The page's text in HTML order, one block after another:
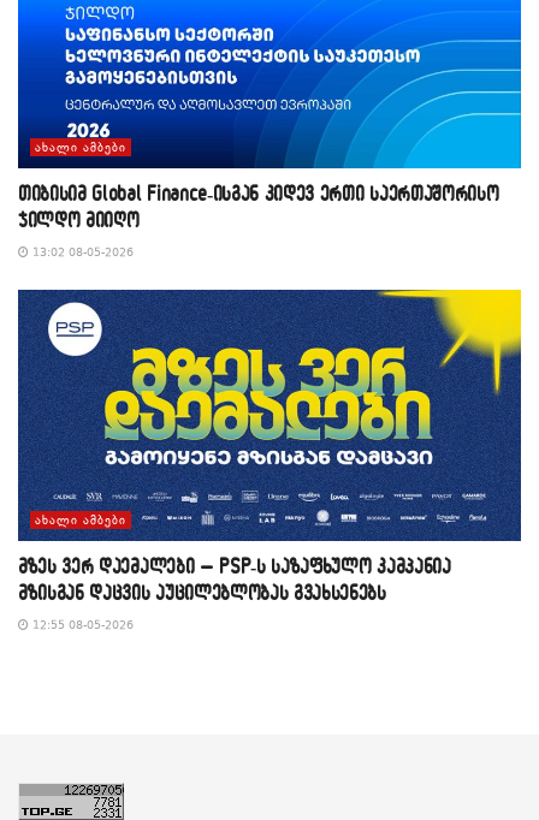
ᲐᲮᲐᲚᲘ ᲐᲛᲑᲔᲑᲘ
თიბისიმ Global Finance-ისგან კიდევ ერთი საერთაშორისო
ჯილდო მიიღო
13:02 08-05-2026
ᲐᲮᲐᲚᲘ ᲐᲛᲑᲔᲑᲘ
მზეს ვერ დაემალები – PSP-ს საზაფხულო კამპანია
მზისგან დაცვის აუცილებლობას გვახსენებს
12:55 08-05-2026